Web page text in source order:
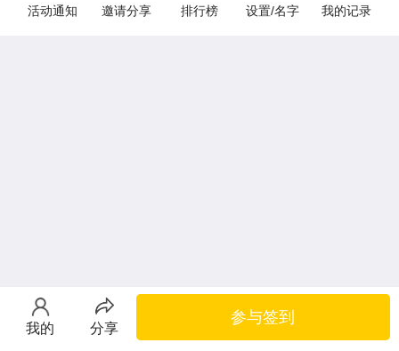
活动通知 邀请分享 排行榜 设置/名字 我的记录
我的 分享
参与签到